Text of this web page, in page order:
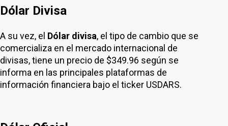
Dólar Divisa
A su vez, el Dólar divisa, el tipo de cambio que se
comercializa en el mercado internacional de
divisas, tiene un precio de $349.96 según se
informa en las principales plataformas de
información financiera bajo el ticker USDARS.